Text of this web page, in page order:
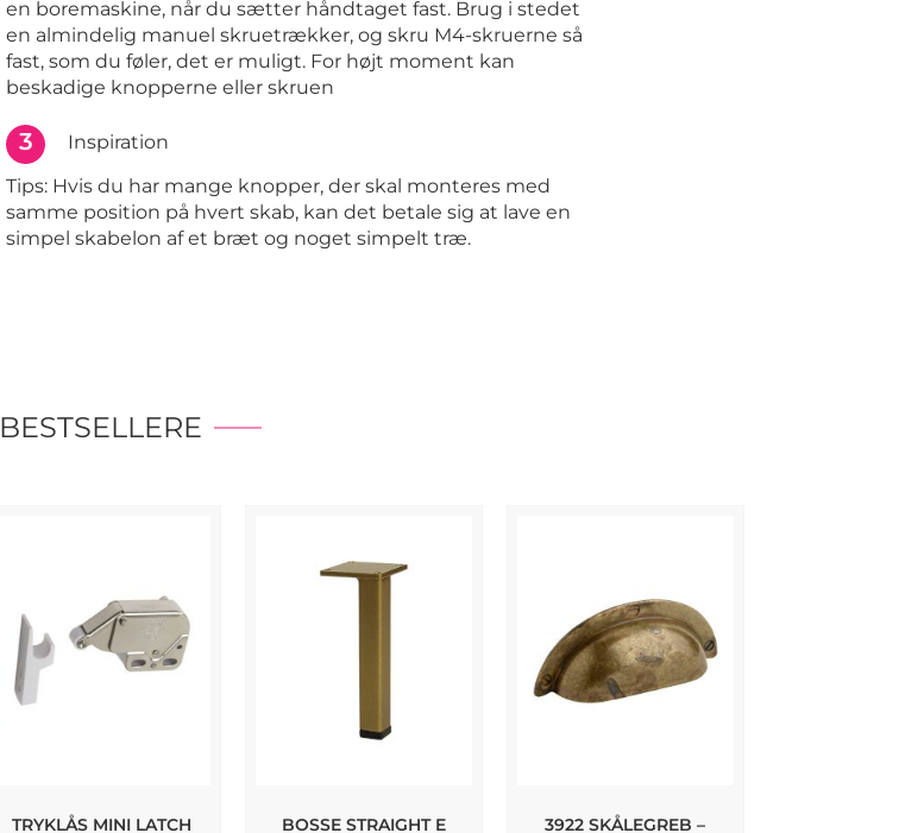
en boremaskine, når du sætter håndtaget fast. Brug i stedet
en almindelig manuel skruetrækker, og skru M4-skruerne så
fast, som du føler, det er muligt. For højt moment kan
beskadige knopperne eller skruen
3
Inspiration
Tips: Hvis du har mange knopper, der skal monteres med
samme position på hvert skab, kan det betale sig at lave en
simpel skabelon af et bræt og noget simpelt træ.
BESTSELLERE
TRYKLÅS MINI LATCH BOSSE STRAIGHT E 3922 SKÅLEGREB –